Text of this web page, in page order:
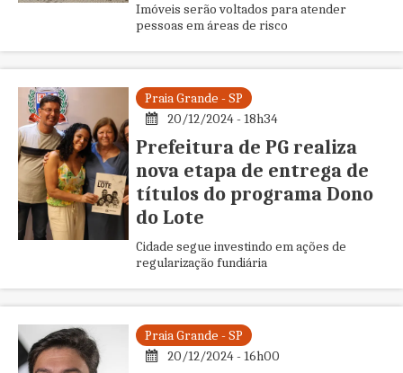
Imóveis serão voltados para atender
pessoas em áreas de risco
Praia Grande - SP
20/12/2024 - 18h34
Prefeitura de PG realiza
nova etapa de entrega de
títulos do programa Dono
do Lote
Cidade segue investindo em ações de
regularização fundiária
Praia Grande - SP
20/12/2024 - 16h00